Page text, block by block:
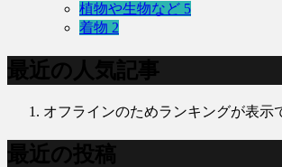
植物や生物など 5
着物 2
最近の人気記事
オフラインのためランキングが表示
最近の投稿